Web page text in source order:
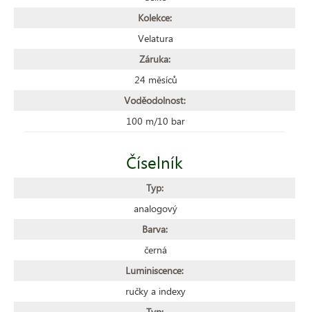
Kolekce:
Velatura
Záruka:
24 měsíců
Voděodolnost:
100 m/10 bar
Číselník
Typ:
analogový
Barva:
černá
Luminiscence:
ručky a indexy